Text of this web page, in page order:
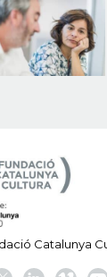
Catalunya